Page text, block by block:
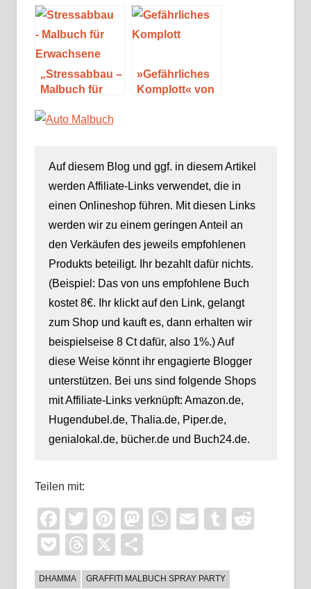
STARS &
LEGENDEN der
deutschen
Nationalmannschaft“
von Mickey
Müller
Seine Bücher
und Figuren
(Special)
„Stressabbau –
Malbuch für
von Mickey
»Gefährliches
Komplott« von
Auf diesem Blog und ggf. in diesem Artikel
werden Affiliate-Links verwendet, die in
einen Onlineshop führen. Mit diesen Links
werden wir zu einem geringen Anteil an
den Verkäufen des jeweils empfohlenen
Produkts beteiligt. Ihr bezahlt dafür nichts.
(Beispiel: Das von uns empfohlene Buch
kostet 8€. Ihr klickt auf den Link, gelangt
zum Shop und kauft es, dann erhalten wir
beispielseise 8 Ct dafür, also 1%.) Auf
diese Weise könnt ihr engagierte Blogger
unterstützen. Bei uns sind folgende Shops
mit Affiliate-Links verknüpft: Amazon.de,
Hugendubel.de, Thalia.de, Piper.de,
genialokal.de, bücher.de und Buch24.de.
Teilen mit:
Facebook
TwitterPinterest
Mastodon
WhatsApp
EmailTumblr
PocketThreads
X
DHAMMA
GRAFFITI MALBUCH SPRAY PARTY